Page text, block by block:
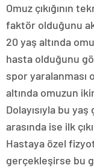
Omuz çıkığının
faktör olduğunu
20 yaş altında
hasta olduğunu
spor yaralanması
altında omuzun
Dolayısıyla bu
arasında ise ilk
Hastaya özel
gerçekleşirse bu